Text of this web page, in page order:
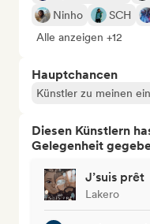
Ninho
SCH
Alle anzeigen +12
Hauptchancen
Künstler zu meinen
Diesen Künstlern
Gelegenheit
J’suis prêt
Lakero